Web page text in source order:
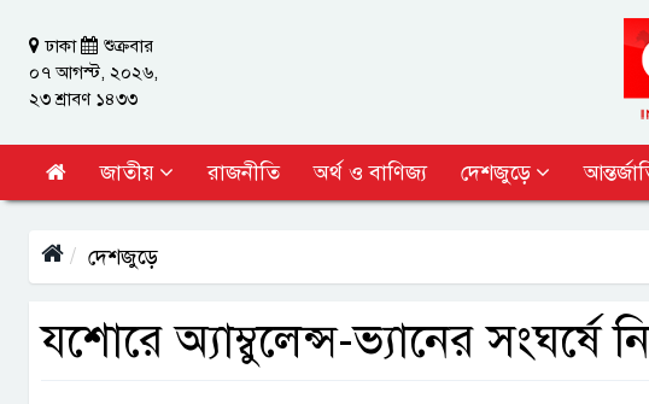
ঢাকা
শুক্রবার
০৭ আগস্ট, ২০২৬,
২৩ শ্রাবণ ১৪৩৩
জাতীয় রাজনীতি অর্থ ও বাণিজ্য দেশজুড়ে
দেশজুড়ে
যশোরে অ্যাম্বুলেন্স-ভ্যানের সংঘর্ষে